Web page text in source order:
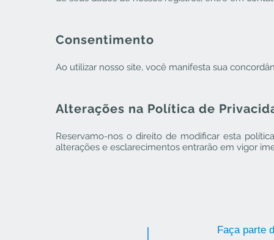
Consentimento
Ao utilizar nosso site, você manifesta sua
Alterações na Política de
Reservamo-nos o direito de modificar esta
alterações e esclarecimentos entrarão em vigor
Faça parte